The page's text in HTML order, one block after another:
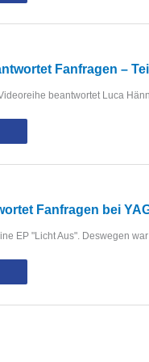
Fanfragen –
beantwortet Luca
Fanfragen bei
EP "Licht Aus". Deswegen war